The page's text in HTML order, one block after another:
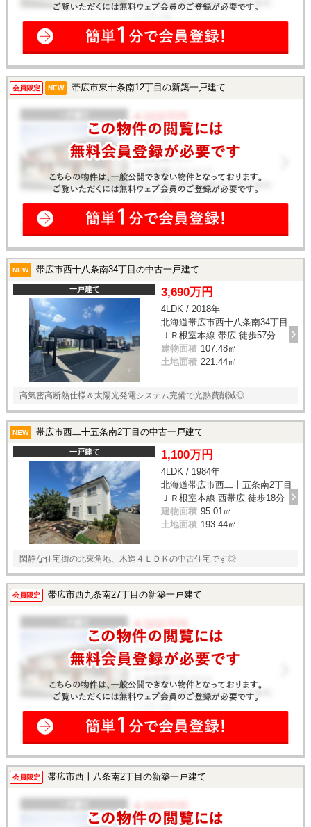
会員限定 NEW 帯広市東十条南12丁目の新築一戸建て
NEW 帯広市西十八条南34丁目の中古一戸建て
一戸建て 3,690万円
4LDK / 2018年
北海道帯広市西十八条南34丁目
ＪＲ根室本線 帯広 徒歩57分
建物面積 107.48㎡
土地面積 221.44㎡
高気密高断熱仕様＆太陽光発電システム完備で光熱費削減◎
NEW 帯広市西二十五条南2丁目の中古一戸建て
一戸建て 1,100万円
4LDK / 1984年
北海道帯広市西二十五条南2丁目
ＪＲ根室本線 西帯広 徒歩18分
建物面積 95.01㎡
土地面積 193.44㎡
閑静な住宅街の北東角地、木造４ＬＤＫの中古住宅です◎
会員限定 帯広市西九条南27丁目の新築一戸建て
会員限定 帯広市西十八条南2丁目の新築一戸建て